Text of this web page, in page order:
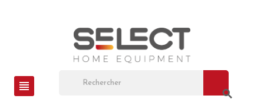
view_headline
search